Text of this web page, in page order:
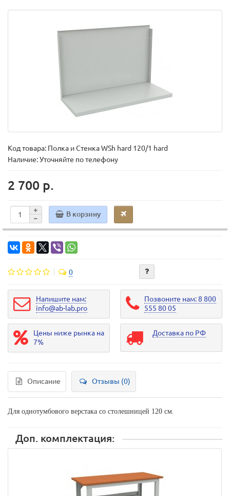
Код товара: Полка и Стенка WSh hard 120/1 hard
Наличие: Уточняйте по телефону
2 700 р.
В корзину
0
Напишите нам:
info@ab-lab.pro
Позвоните нам: 8 800
555 80 05
Цены ниже рынка на
7%
Доставка по РФ
Описание Отзывы (0)
Для однотумбового верстака со столешницей 120 см.
Доп. комплектация: